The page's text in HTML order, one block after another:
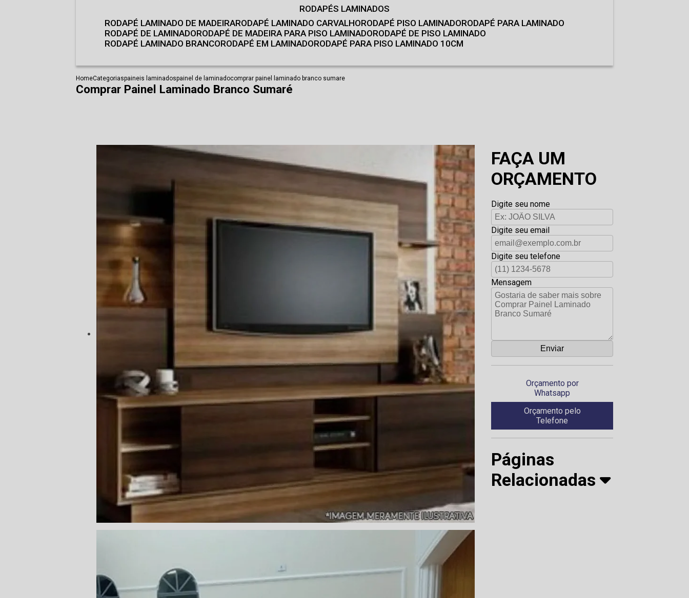
RODAPÉS LAMINADOS
RODAPÉ LAMINADO DE MADEIRA RODAPÉ LAMINADO CARVALHO RODAPÉ PISO LAMINADO RODAPÉ PARA LAMINADO
RODAPÉ DE LAMINADO RODAPÉ DE MADEIRA PARA PISO LAMINADO RODAPÉ DE PISO LAMINADO
RODAPÉ LAMINADO BRANCO RODAPÉ EM LAMINADO RODAPÉ PARA PISO LAMINADO 10CM
HomeCategoriaspaineis laminadospainel de laminadocomprar painel laminado branco sumare
Comprar Painel Laminado Branco Sumaré
FAÇA UM
ORÇAMENTO
Digite seu nome
Digite seu email
Digite seu telefone
Mensagem
Orçamento por
Whatsapp
Orçamento pelo
Telefone
Páginas
Relacionadas